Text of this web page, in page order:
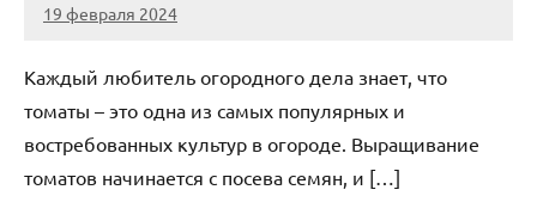
19 февраля 2024
Avtor
Нет
Каждый любитель огородного дела знает, что
томаты – это одна из самых популярных и
востребованных культур в огороде. Выращивание
томатов начинается с посева семян, и […]